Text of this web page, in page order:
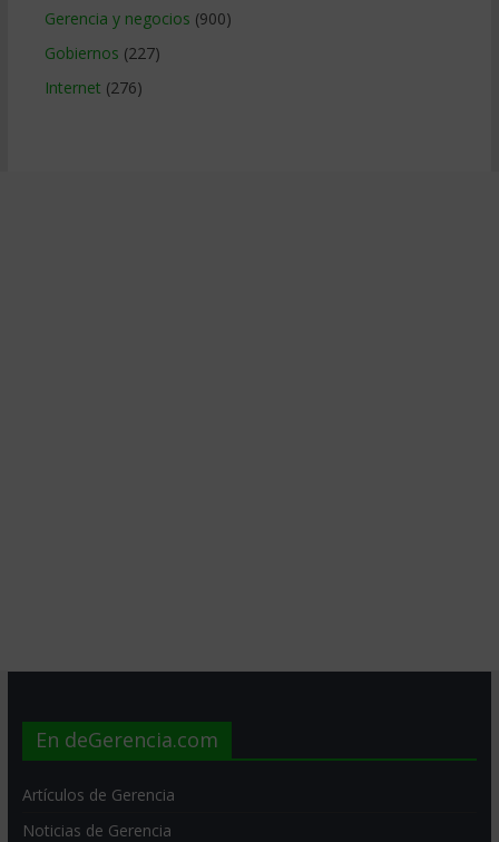
Gerencia y negocios (900)
Gobiernos (227)
Internet (276)
En deGerencia.com
Artículos de Gerencia
Noticias de Gerencia